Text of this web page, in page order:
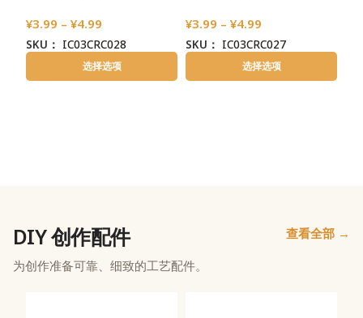
¥3.99 – ¥4.99
SKU： IC03CRC028
选择选项
¥3.99 – ¥4.99
SKU： IC03CRC027
选择选项
DIY 创作配件
为创作准备可靠、细致的工艺配件。
查看全部 →